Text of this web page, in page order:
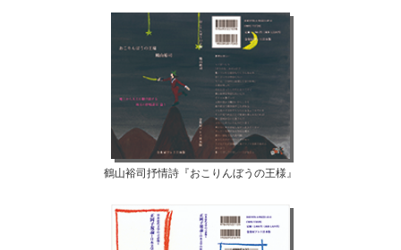
鶴山裕司抒情詩『おこりんぼうの王様』